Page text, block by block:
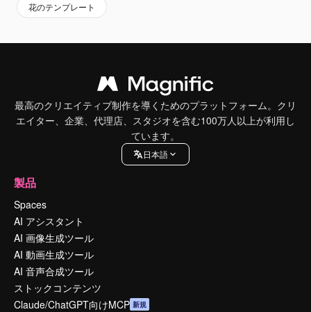
花のテンプレート
最高のクリエイティブ制作を導くためのプラットフォーム。クリ
エイター、企業、代理店、スタジオを含む100万人以上が利用し
ています。
日本語
製品
Spaces
AI アシスタント
AI 画像生成ツール
AI 動画生成ツール
AI 音声合成ツール
ストックコンテンツ
Claude/ChatGPT向けMCP 新規